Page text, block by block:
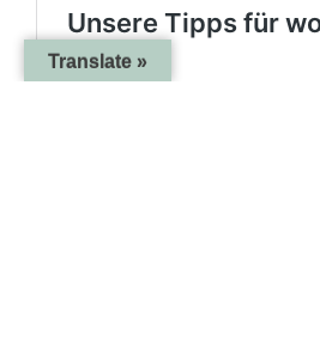
Translate »